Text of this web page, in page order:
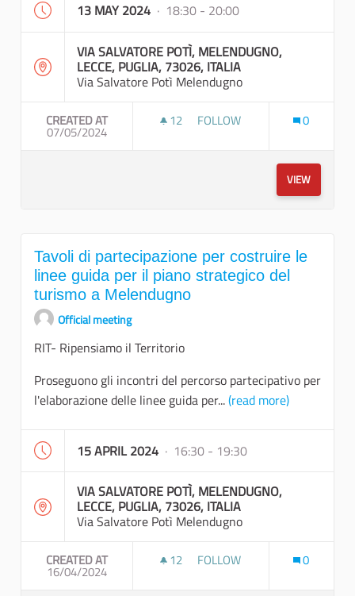
13 MAY 2024 · 18:30 - 20:00
VIA SALVATORE POTÌ, MELENDUGNO,
LECCE, PUGLIA, 73026, ITALIA
Via Salvatore Potì Melendugno
CREATED AT
07/05/2024
12 12 FOLLOWERS
FOLLOW 0
VIEW
Tavoli di partecipazione per costruire le
linee guida per il piano strategico del
turismo a Melendugno
Official meeting
RIT- Ripensiamo il Territorio
Proseguono gli incontri del percorso partecipativo per
l'elaborazione delle linee guida per...(read more)
15 APRIL 2024 · 16:30 - 19:30
VIA SALVATORE POTÌ, MELENDUGNO,
LECCE, PUGLIA, 73026, ITALIA
Via Salvatore Potì Melendugno
CREATED AT
16/04/2024
12 12 FOLLOWERS
FOLLOW 0